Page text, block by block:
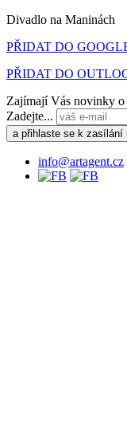
Divadlo na Maninách
PŘIDAT DO
PŘIDAT DO
Zajímají Vás novinky o
Zadejte...
info@artagent.cz